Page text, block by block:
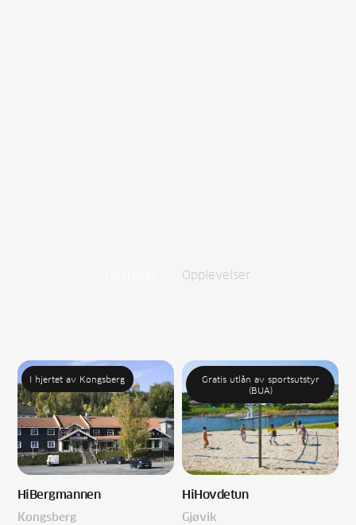
Opplevelser
I hjertet av Kongsberg
HiBergmannen
Kongsberg
Gratis utlån av sportsutstyr
(BUA)
HiHovdetun
Gjøvik